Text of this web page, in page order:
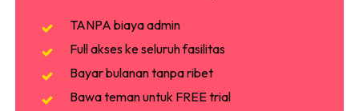
TANPA biaya admin
Full akses ke seluruh fasilitas
Bayar bulanan tanpa ribet
Bawa teman untuk FREE trial